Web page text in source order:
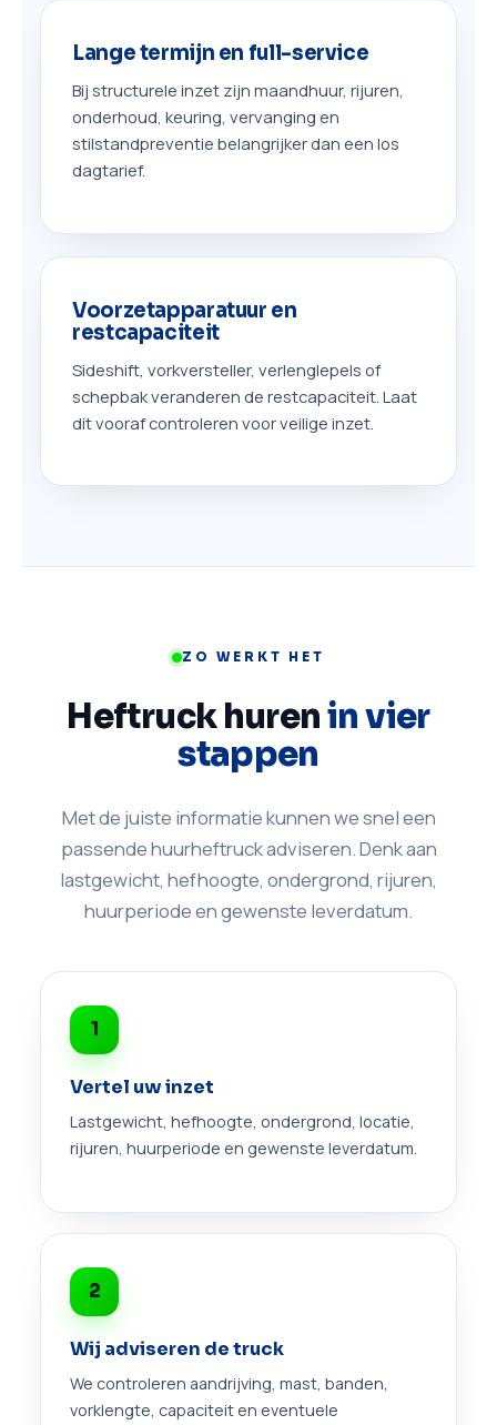
Lange termijn en full-service
Bij structurele inzet zijn maandhuur, rijuren,
onderhoud, keuring, vervanging en
stilstandpreventie belangrijker dan een los
dagtarief.
Voorzetapparatuur en
restcapaciteit
Sideshift, vorkversteller, verlenglepels of
schepbak veranderen de restcapaciteit. Laat
dit vooraf controleren voor veilige inzet.
ZO WERKT HET
Heftruck hurenin vier
stappen
Met de juiste informatie kunnen we snel een
passende huurheftruck adviseren. Denk aan
lastgewicht, hefhoogte, ondergrond, rijuren,
huurperiode en gewenste leverdatum.
1
Vertel uw inzet
Lastgewicht, hefhoogte, ondergrond, locatie,
rijuren, huurperiode en gewenste leverdatum.
2
Wij adviseren de truck
We controleren aandrijving, mast, banden,
vorklengte, capaciteit en eventuele